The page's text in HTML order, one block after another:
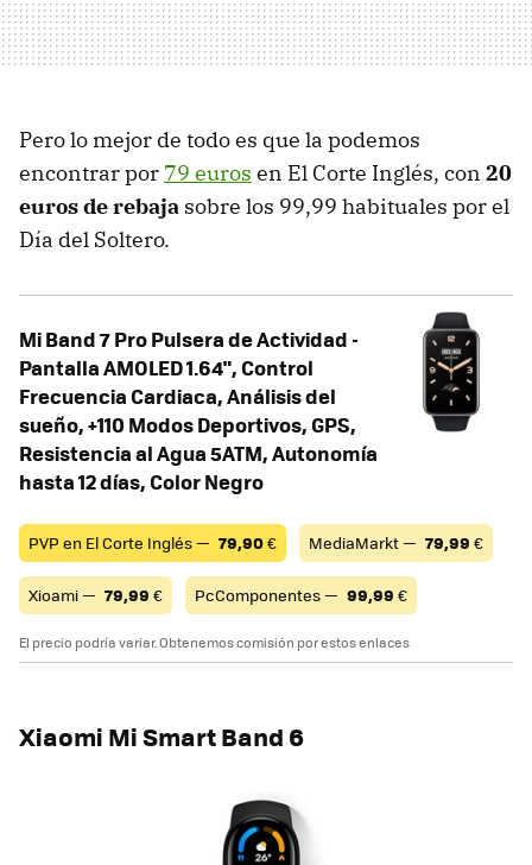
Pero lo mejor de todo es que la podemos
encontrar por 79 euros en El Corte Inglés, con 20
euros de rebaja sobre los 99,99 habituales por el
Día del Soltero.
Mi Band 7 Pro Pulsera de Actividad -
Pantalla AMOLED 1.64", Control
Frecuencia Cardiaca, Análisis del
sueño, +110 Modos Deportivos, GPS,
Resistencia al Agua 5ATM, Autonomía
hasta 12 días, Color Negro
PVP en El Corte Inglés — 79,90€ MediaMarkt — 79,99 €
Xioami — 79,99 € PcComponentes — 99,99 €
El precio podría variar. Obtenemos comisión por estos enlaces
Xiaomi Mi Smart Band 6